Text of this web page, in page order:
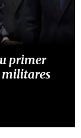
primer
militares